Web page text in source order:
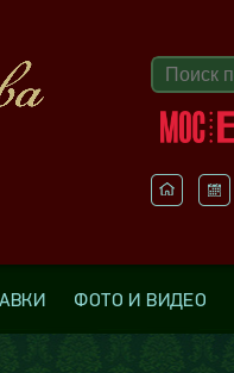
ФОТО И ВИДЕО